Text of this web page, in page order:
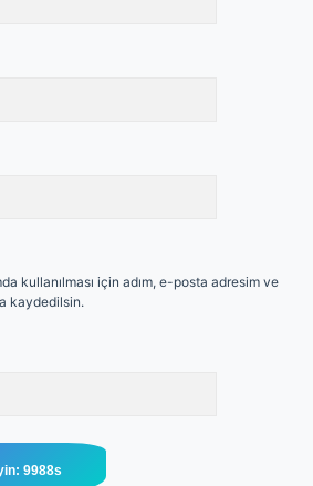
kullanılması için adım, e-posta adresim ve
kaydedilsin.